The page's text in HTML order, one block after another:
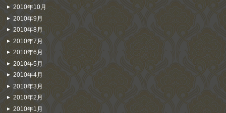
2010年10月
2010年9月
2010年8月
2010年7月
2010年6月
2010年5月
2010年4月
2010年3月
2010年2月
2010年1月